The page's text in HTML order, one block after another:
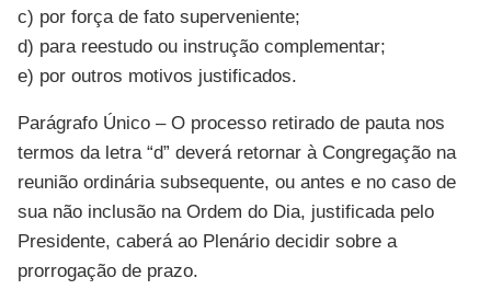
c) por força de fato superveniente;
d) para reestudo ou instrução complementar;
e) por outros motivos justificados.
Parágrafo Único – O processo retirado de pauta nos
termos da letra “d” deverá retornar à Congregação na
reunião ordinária subsequente, ou antes e no caso de
sua não inclusão na Ordem do Dia, justificada pelo
Presidente, caberá ao Plenário decidir sobre a
prorrogação de prazo.